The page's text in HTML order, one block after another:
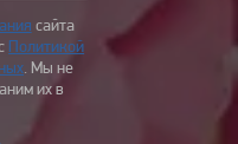
сайта
Политикой
. Мы не
их в